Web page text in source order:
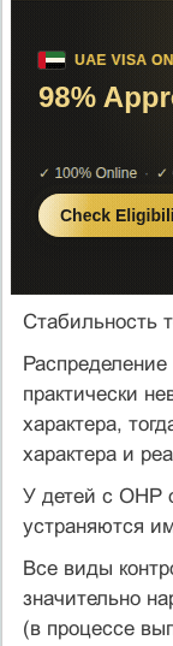
Стабильность
практически
характера,
характера и
У детей с ОНР
устраняются
Все виды
значительно
(в процессе